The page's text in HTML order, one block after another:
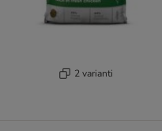
2 varianti